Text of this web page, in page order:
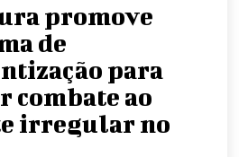
promove
de
para
combate ao
irregular no